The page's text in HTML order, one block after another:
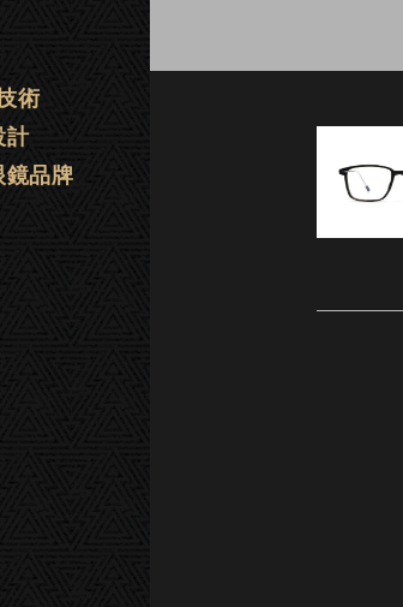
．晶華．東門．台中－Horn-I.28
術
計
鏡品牌